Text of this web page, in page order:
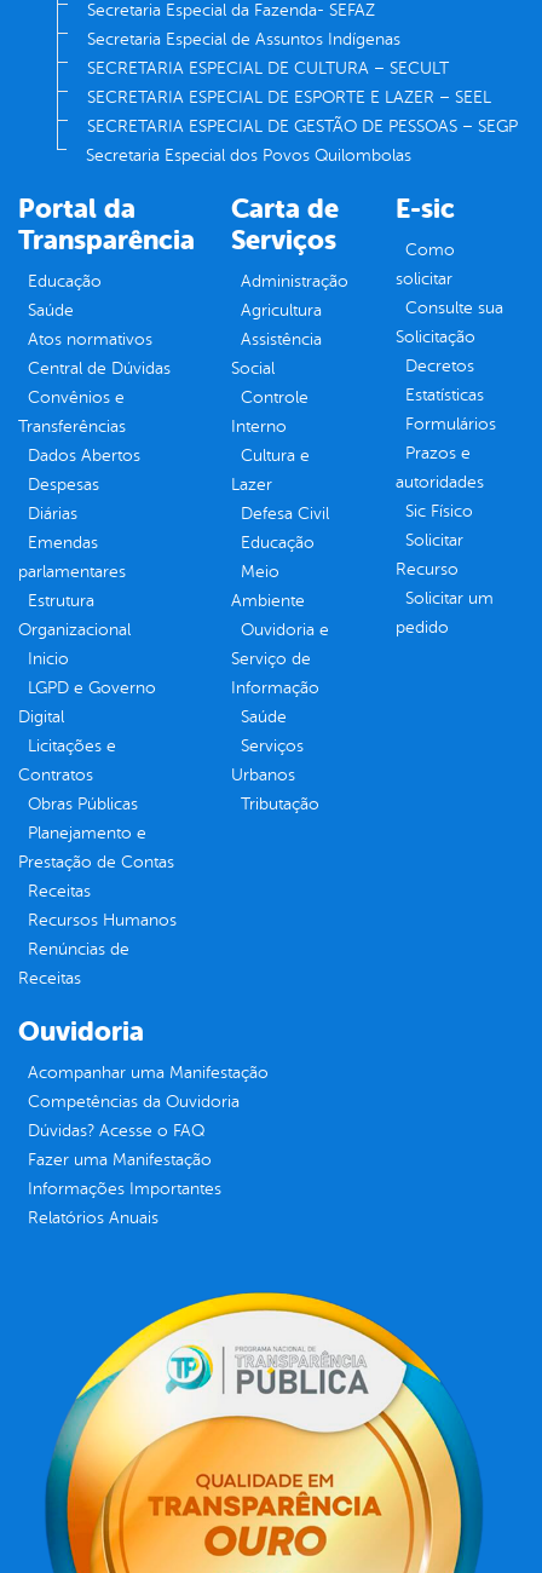
Secretaria Especial da Fazenda- SEFAZ
Secretaria Especial de Assuntos Indígenas
SECRETARIA ESPECIAL DE CULTURA – SECULT
SECRETARIA ESPECIAL DE ESPORTE E LAZER – SEEL
SECRETARIA ESPECIAL DE GESTÃO DE PESSOAS – SEGP
Secretaria Especial dos Povos Quilombolas
Portal da
Transparência
Educação
Saúde
Atos normativos
Central de Dúvidas
Convênios e
Transferências
Dados Abertos
Despesas
Diárias
Emendas
parlamentares
Estrutura
Organizacional
Inicio
LGPD e Governo
Digital
Licitações e
Contratos
Obras Públicas
Planejamento e
Prestação de Contas
Receitas
Recursos Humanos
Renúncias de
Receitas
Carta de
Serviços
Administração
Agricultura
Assistência
Social
Controle
Interno
Cultura e
Lazer
Defesa Civil
Educação
Meio
Ambiente
Ouvidoria e
Serviço de
Informação
Saúde
Serviços
Urbanos
Tributação
E-sic
Como
solicitar
Consulte sua
Solicitação
Decretos
Estatísticas
Formulários
Prazos e
autoridades
Sic Físico
Solicitar
Recurso
Solicitar um
pedido
Ouvidoria
Acompanhar uma Manifestação
Competências da Ouvidoria
Dúvidas? Acesse o FAQ
Fazer uma Manifestação
Informações Importantes
Relatórios Anuais